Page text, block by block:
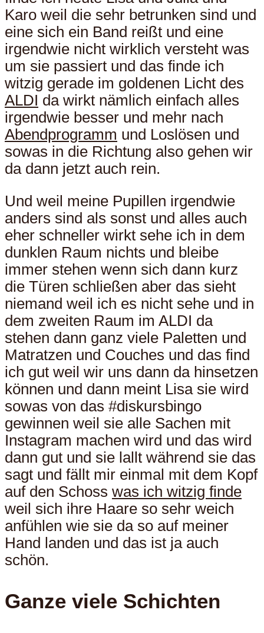
Karo weil die sehr betrunken sind und
eine sich ein Band reißt und eine
irgendwie nicht wirklich versteht was
um sie passiert und das finde ich
witzig gerade im goldenen Licht des
ALDI da wirkt nämlich einfach alles
irgendwie besser und mehr nach
Abendprogramm und Loslösen und
sowas in die Richtung also gehen wir
da dann jetzt auch rein.
Und weil meine Pupillen irgendwie
anders sind als sonst und alles auch
eher schneller wirkt sehe ich in dem
dunklen Raum nichts und bleibe
immer stehen wenn sich dann kurz
die Türen schließen aber das sieht
niemand weil ich es nicht sehe und in
dem zweiten Raum im ALDI da
stehen dann ganz viele Paletten und
Matratzen und Couches und das find
ich gut weil wir uns dann da hinsetzen
können und dann meint Lisa sie wird
sowas von das #diskursbingo
gewinnen weil sie alle Sachen mit
Instagram machen wird und das wird
dann gut und sie lallt während sie das
sagt und fällt mir einmal mit dem Kopf
auf den Schoss was ich witzig finde
weil sich ihre Haare so sehr weich
anfühlen wie sie da so auf meiner
Hand landen und das ist ja auch
schön.
Ganze viele Schichten